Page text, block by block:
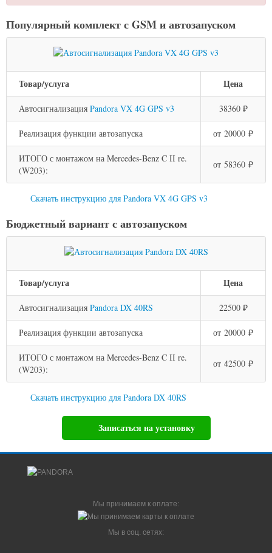
Популярный комплект с GSM и автозапуском
Товар/услуга Цена
Автосигнализация Pandora VX 4G GPS v3 38360 ₽
Реализация функции автозапуска от 20000 ₽
ИТОГО с монтажом на Mercedes-Benz C II re.
(W203):
от 58360 ₽
Скачать инструкцию для Pandora VX 4G GPS v3
Бюджетный вариант с автозапуском
Товар/услуга Цена
Автосигнализация Pandora DX 40RS 22500 ₽
Реализация функции автозапуска от 20000 ₽
ИТОГО с монтажом на Mercedes-Benz C II re.
(W203):
от 42500 ₽
Скачать инструкцию для Pandora DX 40RS
Записаться на установку
Мы принимаем к оплате:
Мы в соц. сетях: